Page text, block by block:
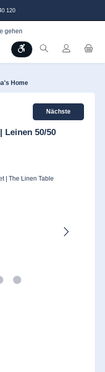
120
Werkzeugleiste anzeigen
Home
Nächste
Leinen 50/50